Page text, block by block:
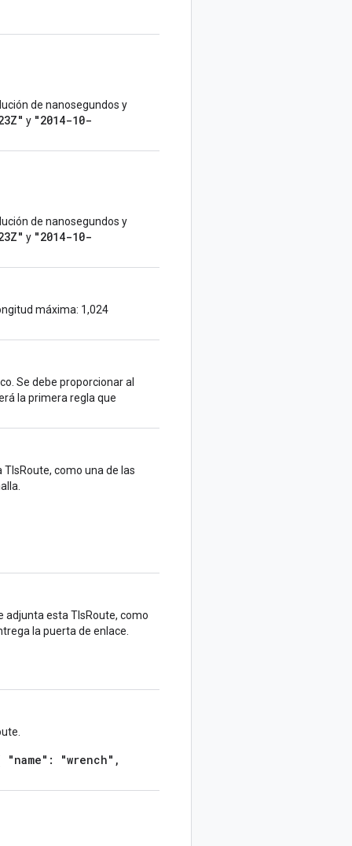
de nanosegundos y
y "2014-10-
de nanosegundos y
y "2014-10-
máxima: 1,024
Se debe proporcionar al
la primera regla que
como una de las
adjunta esta TlsRoute, como
la puerta de enlace.
"name": "wrench",